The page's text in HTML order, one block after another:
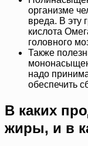
организме
вреда. В эту
кислота
головного
Также
надо
обеспечить
В каких
жиры, и в